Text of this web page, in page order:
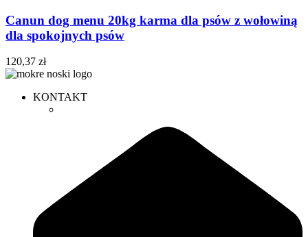
Canun dog menu 20kg karma dla psów z wołowiną
dla spokojnych psów
120,37 zł
KONTAKT